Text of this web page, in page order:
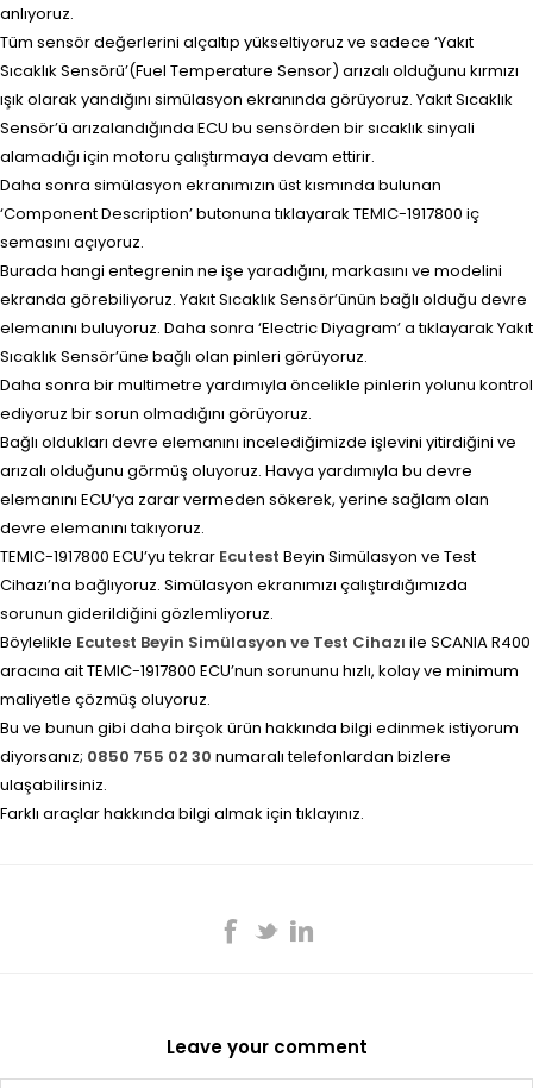
anlıyoruz.
Tüm sensör değerlerini alçaltıp yükseltiyoruz ve sadece ‘Yakıt
Sıcaklık Sensörü’(Fuel Temperature Sensor) arızalı olduğunu kırmızı
ışık olarak yandığını simülasyon ekranında görüyoruz. Yakıt Sıcaklık
Sensör’ü arızalandığında ECU bu sensörden bir sıcaklık sinyali
alamadığı için motoru çalıştırmaya devam ettirir.
Daha sonra simülasyon ekranımızın üst kısmında bulunan
‘Component Description’ butonuna tıklayarak TEMIC-1917800 iç
semasını açıyoruz.
Burada hangi entegrenin ne işe yaradığını, markasını ve modelini
ekranda görebiliyoruz. Yakıt Sıcaklık Sensör’ünün bağlı olduğu devre
elemanını buluyoruz. Daha sonra ‘Electric Diyagram’ a tıklayarak Yakıt
Sıcaklık Sensör’üne bağlı olan pinleri görüyoruz.
Daha sonra bir multimetre yardımıyla öncelikle pinlerin yolunu kontrol
ediyoruz bir sorun olmadığını görüyoruz.
Bağlı oldukları devre elemanını incelediğimizde işlevini yitirdiğini ve
arızalı olduğunu görmüş oluyoruz. Havya yardımıyla bu devre
elemanını ECU’ya zarar vermeden sökerek, yerine sağlam olan
devre elemanını takıyoruz.
TEMIC-1917800 ECU’yu tekrar Ecutest Beyin Simülasyon ve Test
Cihazı’na bağlıyoruz. Simülasyon ekranımızı çalıştırdığımızda
sorunun giderildiğini gözlemliyoruz.
Böylelikle Ecutest Beyin Simülasyon ve Test Cihazı ile SCANIA R400
aracına ait TEMIC-1917800 ECU’nun sorununu hızlı, kolay ve minimum
maliyetle çözmüş oluyoruz.
Bu ve bunun gibi daha birçok ürün hakkında bilgi edinmek istiyorum
diyorsanız; 0850 755 02 30 numaralı telefonlardan bizlere
ulaşabilirsiniz.
Farklı araçlar hakkında bilgi almak için tıklayınız.
Leave your comment